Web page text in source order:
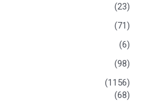
(23)
(71)
(6)
(98)
(1156)
(68)